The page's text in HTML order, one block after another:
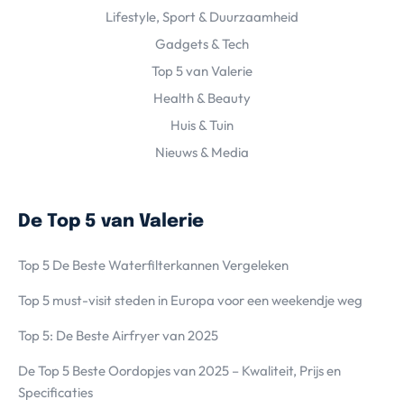
Lifestyle, Sport & Duurzaamheid
Gadgets & Tech
Top 5 van Valerie
Health & Beauty
Huis & Tuin
Nieuws & Media
De Top 5 van Valerie
Top 5 De Beste Waterfilterkannen Vergeleken
Top 5 must-visit steden in Europa voor een weekendje weg
Top 5: De Beste Airfryer van 2025
De Top 5 Beste Oordopjes van 2025 – Kwaliteit, Prijs en
Specificaties